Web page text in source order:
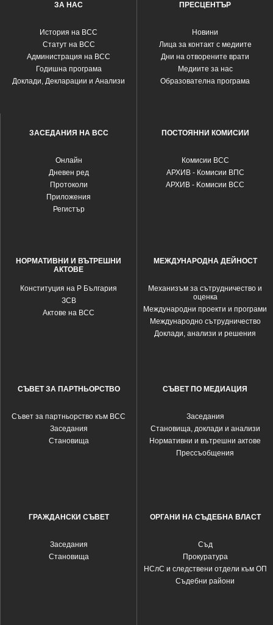
ЗА НАС
История на ВСС
Статут на ВСС
Администрация на ВСС
Годишна програма
Доклади, Декларации и Анализи
ПРЕСЦЕНТЪР
Новини
Лица за контакт с медиите
Дни на отворените врати
Медиите за нас
Образователна програма
ЗАСЕДАНИЯ НА ВСС
Oнлайн
Дневен ред
Протоколи
Приложения
Регистър
ПОСТОЯННИ КОМИСИИ
Комисии ВСС
АРХИВ - Комисии ВПС
АРХИВ - Kомисии ВСС
НОРМАТИВНИ И ВЪТРЕШНИ
АКТОВЕ
Конституция на Р България
ЗСВ
Актове на ВСС
МЕЖДУНАРОДНА ДЕЙНОСТ
Механизъм за сътрудничество и
оценка
Международни проекти и програми
Международно сътрудничество
Доклади, анализи и решения
СЪВЕТ ЗА ПАРТНЬОРСТВО
Съвет за партньорство към ВСС
Заседания
Становища
СЪВЕТ ПО МЕДИАЦИЯ
Заседания
Становища, доклади и анализи
Нормативни и вътрешни актове
Прессъобщения
ГРАЖДАНСКИ СЪВЕТ
Заседания
Становища
ОРГАНИ НА СЪДЕБНА ВЛАСТ
Съд
Прокуратура
НСлС и следствени отдели към ОП
Съдебни райони